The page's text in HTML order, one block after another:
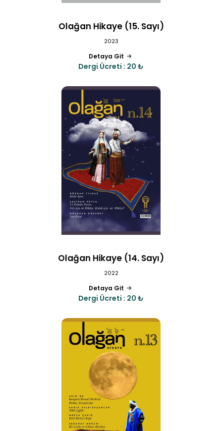
Olağan Hikaye (15. Sayı)
2023
Detaya Git
Dergi Ücreti : 20 ₺
Olağan Hikaye (14. Sayı)
2022
Detaya Git
Dergi Ücreti : 20 ₺